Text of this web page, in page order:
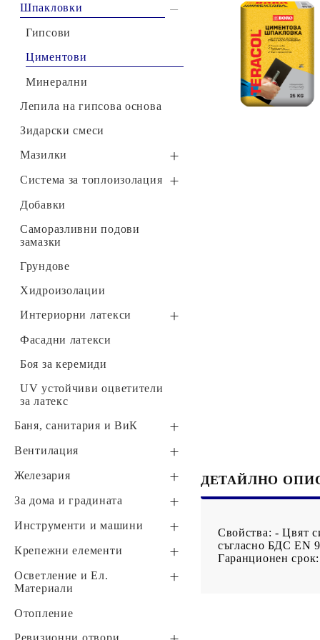
Инструменти и машини
Отопление
Подови и стенни покрития, первази и
лайстни
Ревизионни отвори
Broshura_02.2026
С подобрени якостни
показатели
гъвкави лепила
Шпакловки
Гипсови
Циментови
Минерални
Лепила на гипсова основа
Зидарски смеси
Мазилки
СУХИ
Система за топлоизолация
Водооткапващи профили
XPS
Добавки
Саморазливни подови
замазки
Грундове
Хидроизолации
Интериорни латекси
Готови цветни латекси
Стандартни интериорни
Със специално
Фасадни латекси
Боя за керемиди
UV устойчиви оцветители
за латекс
Баня, cанитария и ВиК
ВиК части
Кранове
Изолации
Канализация
Обзавеждане за баня
PP-R тръби и фитинги
Тръбна изолация
Фитинги
Тапи
Тръби
Вентилация
Въздуховоди
Железария
Монтажни ленти
Вериги
Обков
За дома и градината
Маркучи и мрежи
Стълби
Фолиа, опаковки, торби
Безжични звънци и
домофони
Градински инструменти
Инструменти и машини
Бояджийски инструменти
Четки за боя
Инструменти за плочки
шпакловане
Помощни инструменти
Крепежни елементи
Скоби за монтаж на
тръби, кабели
Шпилки
Шайби
Осветление и Ел.
Материали
Щепсели
Фасунги
Отопление
Ревизионни отвори
ДЕТАЙЛНО
Свойства: - Цвят
съгласно БДС EN
Гаранционен срок: